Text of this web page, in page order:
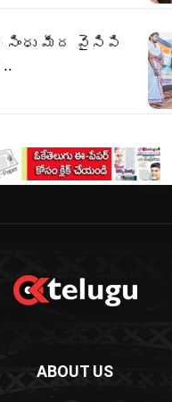
సింధు మీద వైసిపి
ABOUT US